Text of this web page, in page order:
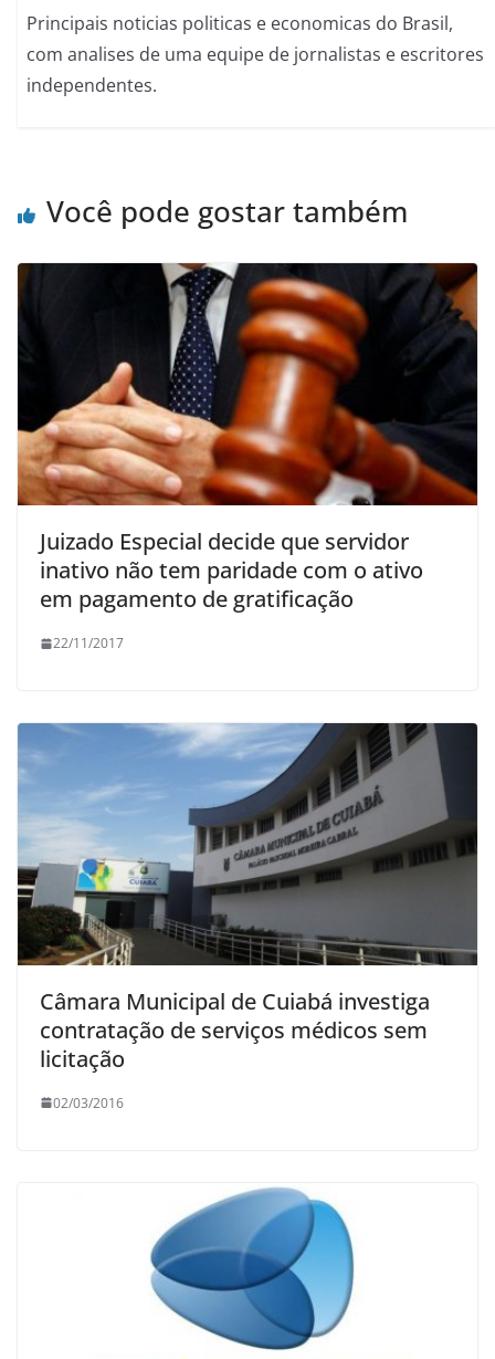
Principais noticias politicas e economicas do Brasil,
com analises de uma equipe de jornalistas e escritores
independentes.
Você pode gostar também
Juizado Especial decide que servidor
inativo não tem paridade com o ativo
em pagamento de gratificação
22/11/2017
Câmara Municipal de Cuiabá investiga
contratação de serviços médicos sem
licitação
02/03/2016